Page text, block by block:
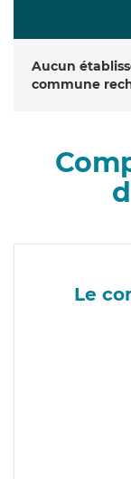
Aucun
commune
Le